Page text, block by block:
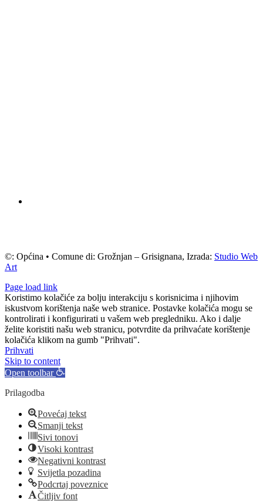
©: Općina • Comune di: Grožnjan – Grisignana, Izrada: Studio Web
Art
Page load link
Koristimo kolačiće za bolju interakciju s korisnicima i njihovim
iskustvom korištenja naše web stranice. Postavke kolačića mogu se
kontrolirati i konfigurirati u vašem web pregledniku. Ako i dalje
želite koristiti našu web stranicu, potvrdite da prihvaćate korištenje
kolačića klikom na gumb "Prihvati".
Prihvati
Skip to content
Open toolbar
Prilagodba
Povećaj tekst
Smanji tekst
Sivi tonovi
Visoki kontrast
Negativni kontrast
Svijetla pozadina
Podcrtaj poveznice
Čitljiv font